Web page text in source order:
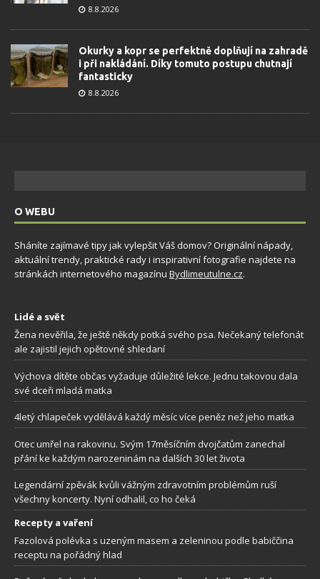
8.8.2026
Okurky a kopr se perfektně doplňují na zahradě
i při nakládání. Díky tomuto postupu chutnají
fantasticky
8.8.2026
O WEBU
Sháníte zajímavé tipy jak vylepšit Váš domov? Originální nápady,
aktuální trendy, praktické rady i inspirativní fotografie najdete na
stránkách internetového magazínu Bydlimeutulne.cz.
Lidé a svět
Žena nevěřila, že ještě někdy potká svého psa. Nečekaný telefonát
ale zajistil jejich opětovné shledaní
Výchova dítěte občas vyžaduje důležité lekce. Jednu takovou dala
své dceři mladá matka
4letý chlapeček vydělává každý měsíc více peněz než jeho matka
Otec umřel na rakovinu. Svým 17měsíčním dvojčatům zanechal
přání ke každým narozeninám na dalších 30 let života
Legendární zpěvák kvůli vážným zdravotním problémům ruší
všechny koncerty. Nyní odhalil, co ho čeká
Recepty a vaření
Fazolová polévka s uzeným masem a zeleninou podle babiččina
receptu na pořádný hlad